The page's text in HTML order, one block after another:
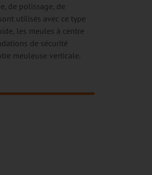
de polissage, de
utilisés avec ce type
les meules à centre
de sécurité
meuleuse verticale.